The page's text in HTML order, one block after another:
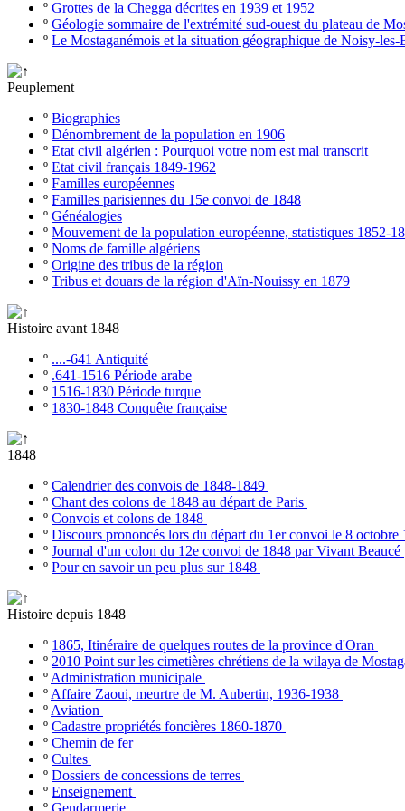
º Grottes de la Chegga décrites en 1939 et 1952
º Géologie sommaire de l'extrémité sud-ouest du plateau de
º Le Mostaganémois et la situation géographique de Noisy-les-
Peuplement
º Biographies
º Dénombrement de la population en 1906
º Etat civil algérien : Pourquoi votre nom est mal transcrit
º Etat civil français 1849-1962
º Familles européennes
º Familles parisiennes du 15e convoi de 1848
º Généalogies
º Mouvement de la population européenne, statistiques 1852-
º Noms de famille algériens
º Origine des tribus de la région
º Tribus et douars de la région d'Aïn-Nouissy en 1879
Histoire avant 1848
º ....-641 Antiquité
º .641-1516 Période arabe
º 1516-1830 Période turque
º 1830-1848 Conquête française
1848
º Calendrier des convois de 1848-1849
º Chant des colons de 1848 au départ de Paris
º Convois et colons de 1848
º Discours prononcés lors du départ du 1er convoi le 8 octobre
º Journal d'un colon du 12e convoi de 1848 par Vivant Beaucé
º Pour en savoir un peu plus sur 1848
Histoire depuis 1848
º 1865, Itinéraire de quelques routes de la province d'Oran
º 2010 Point sur les cimetières chrétiens de la wilaya de
º Administration municipale
º Affaire Zaoui, meurtre de M. Aubertin, 1936-1938
º Aviation
º Cadastre propriétés foncières 1860-1870
º Chemin de fer
º Cultes
º Dossiers de concessions de terres
º Enseignement
º Gendarmerie